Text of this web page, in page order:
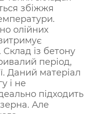
збіжжя
олійних
із бетону
період,
Даний матеріал
і не
підходить
Але